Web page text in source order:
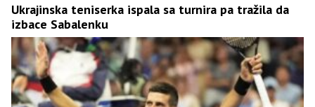
Ukrajinska teniserka ispala sa turnira pa tražila da
izbace Sabalenku